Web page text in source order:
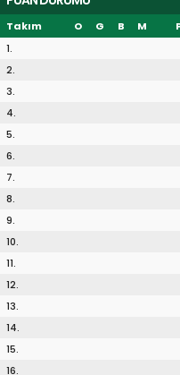
Takım O G B M
1.
2.
3.
4.
5.
6.
7.
8.
9.
10.
11.
12.
13.
14.
15.
16.